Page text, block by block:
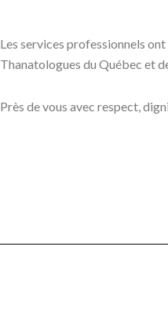
Les services professionnels
Thanatologues du Québec et
Près de vous avec respect,